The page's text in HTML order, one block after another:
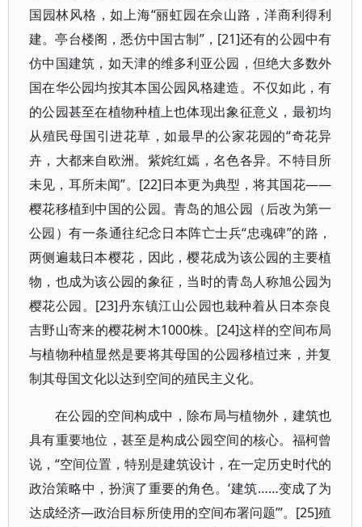
国园林风格，如上海“丽虹园在佘山路，洋商利得利
建。亭台楼阁，悉仿中国古制”，[21]还有的公园中有
仿中国建筑，如天津的维多利亚公园，但绝大多数外
国在华公园均按其本国公园风格建造。不仅如此，有
的公园甚至在植物种植上也体现出象征意义，最初均
从殖民母国引进花草，如最早的公家花园的“奇花异
卉，大都来自欧洲。紫姹红嫣，名色各异。不特目所
未见，耳所未闻”。[22]日本更为典型，将其国花——
樱花移植到中国的公园。青岛的旭公园（后改为第一
公园）有一条通往纪念日本阵亡士兵“忠魂碑”的路，
两侧遍栽日本樱花，因此，樱花成为该公园的主要植
物，也成为该公园的象征，当时的青岛人称旭公园为
樱花公园。[23]丹东镇江山公园也栽种着从日本奈良
吉野山寄来的樱花树木1000株。[24]这样的空间布局
与植物种植显然是要将其母国的公园移植过来，并复
制其母国文化以达到空间的殖民主义化。
在公园的空间构成中，除布局与植物外，建筑也
具有重要地位，甚至是构成公园空间的核心。福柯曾
说，“空间位置，特别是建筑设计，在一定历史时代的
政治策略中，扮演了重要的角色。‘建筑……变成了为
达成经济—政治目标所使用的空间布署问题’”。[25]殖